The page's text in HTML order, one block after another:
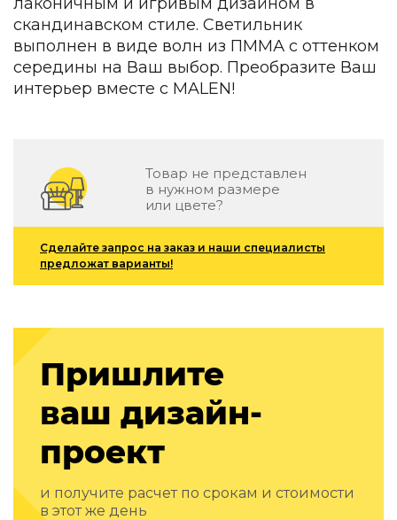
Зеленые стены
Дизайнерские кальяны
Подбор, производство и комплектация по вашему
Сантехника и инженерия
Отделка и ремонт
Стены
Акустические панели
Стеновые декоративные панели
для террас
Камень
Изделия из натурального мрамора и камня
Светящийся камень
Подбор, производство и комплектация по вашему
Все категории товаров
Бренды
скандинавском стиле. Светильник
выполнен в виде волн из ПММА с оттенком
середины на Ваш выбор. Преобразите Ваш
интерьер вместе с MALEN!
Товар не представлен
в нужном размере
или цвете?
Сделайте запрос на заказ и наши специалисты
предложат варианты!
Пришлите
ваш дизайн-
проект
и получите расчет по срокам и стоимости
в этот же день